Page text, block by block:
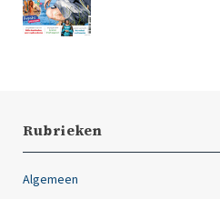
Rubrieken
Algemeen